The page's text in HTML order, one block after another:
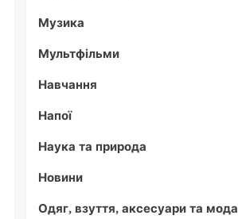
Музика
Мультфільми
Навчання
Напої
Наука та природа
Новини
Одяг, взуття, аксесуари та мода